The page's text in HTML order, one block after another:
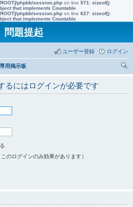
phpbb/session.php on line 571 : sizeof():
that implements Countable
phpbb/session.php on line 627: sizeof():
that implements Countable
問題提起
ログイン
ユーザー登録
用掲示板
るにはログインが必要です
のログインのみ効果があります）